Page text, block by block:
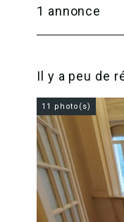
1 annonce
Il y a peu de
11 photo(s)